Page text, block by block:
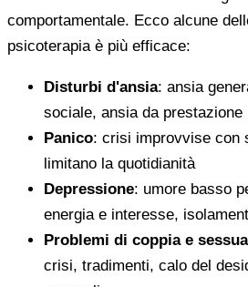
comportamentale. Ecco alcune
psicoterapia è più efficace:
Disturbi d'ansia: ansia
sociale, ansia da prestazione
Panico: crisi improvvise con
limitano la quotidianità
Depressione: umore basso
energia e interesse,
Problemi di coppia e
crisi, tradimenti, calo del